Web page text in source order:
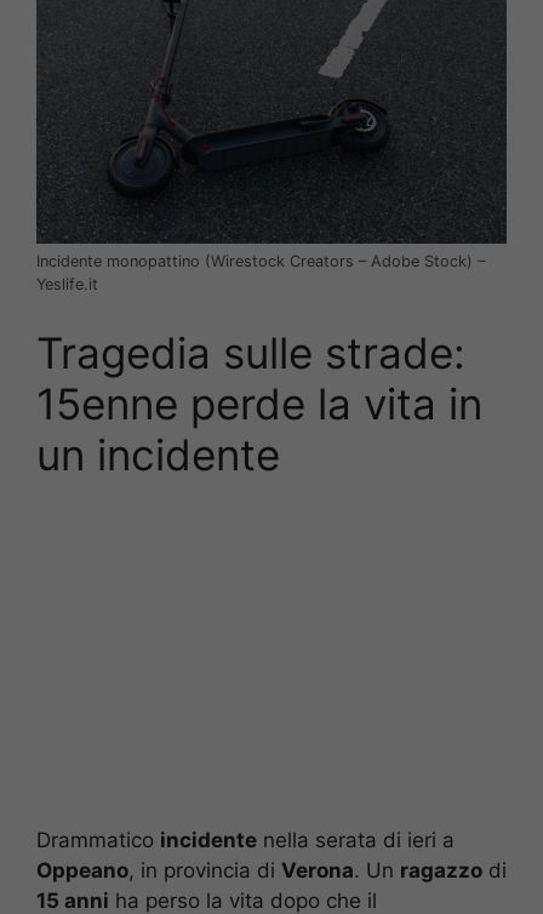
Incidente monopattino (Wirestock Creators – Adobe Stock) –
Yeslife.it
Tragedia sulle strade:
15enne perde la vita in
un incidente
Drammatico incidente nella serata di ieri a
Oppeano, in provincia di Verona. Un ragazzo di
15 anni ha perso la vita dopo che il